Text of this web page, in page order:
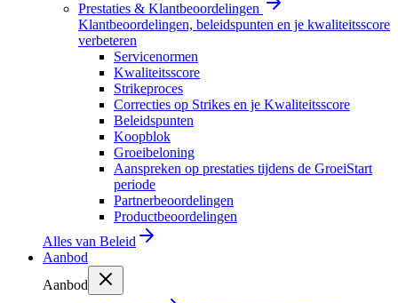
Prestaties & Klantbeoordelingen
Klantbeoordelingen, beleidspunten en je kwaliteitsscore
verbeteren
Servicenormen
Kwaliteitsscore
Strikeproces
Correcties op Strikes en je Kwaliteitsscore
Beleidspunten
Koopblok
Groeibeloning
Aanspreken op prestaties tijdens de GroeiStart
periode
Partnerbeoordelingen
Productbeoordelingen
Alles van Beleid
Aanbod
Aanbod